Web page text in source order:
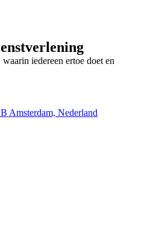
iedereen ertoe doet en
Amsterdam, Nederland